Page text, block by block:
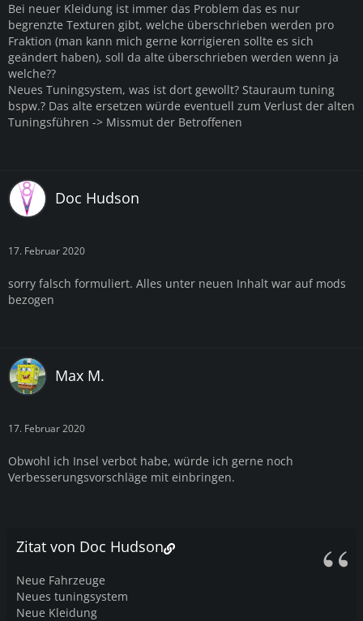
Bei neuer Kleidung ist immer das Problem das es nur
begrenzte Texturen gibt, welche überschrieben werden pro
Fraktion (man kann mich gerne korrigieren sollte es sich
geändert haben), soll da alte überschrieben werden wenn ja
welche??
Neues Tuningsystem, was ist dort gewollt? Stauraum tuning
bspw.? Das alte ersetzen würde eventuell zum Verlust der alten
Tuningsführen -> Missmut der Betroffenen
Doc Hudson
17. Februar 2020
sorry falsch formuliert. Alles unter neuen Inhalt war auf mods
bezogen
Max M.
17. Februar 2020
Obwohl ich Insel verbot habe, würde ich gerne noch
Verbesserungsvorschläge mit einbringen.
Zitat von Doc Hudson
Neue Fahrzeuge
Neues tuningsystem
Neue Kleidung